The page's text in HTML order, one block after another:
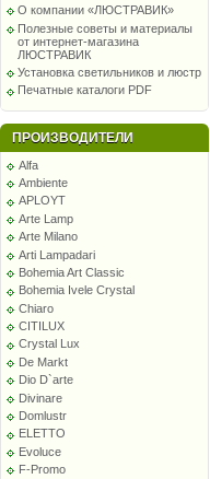
О компании «ЛЮСТРАВИК»
Полезные советы и материалы
от интернет-магазина
ЛЮСТРАВИК
Установка светильников и люстр
Печатные каталоги PDF
ПРОИЗВОДИТЕЛИ
Alfa
Ambiente
APLOYT
Arte Lamp
Arte Milano
Arti Lampadari
Bohemia Art Classic
Bohemia Ivele Crystal
Chiaro
CITILUX
Crystal Lux
De Markt
Dio D`arte
Divinare
Domlustr
ELETTO
Evoluce
F-Promo